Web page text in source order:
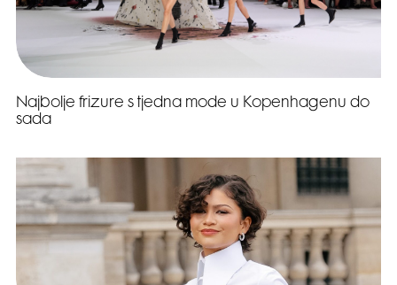
Najbolje frizure s tjedna mode u Kopenhagenu do
sada